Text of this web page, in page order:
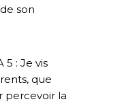
son
5 : Je vis
que
percevoir la